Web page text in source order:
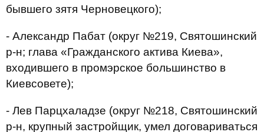
бывшего зятя Черновецкого);
- Александр Пабат (округ №219, Святошинский
р-н; глава «Гражданского актива Киева»,
входившего в промэрское большинство в
Киевсовете);
- Лев Парцхаладзе (округ №218, Святошинский
р-н, крупный застройщик, умел договариваться